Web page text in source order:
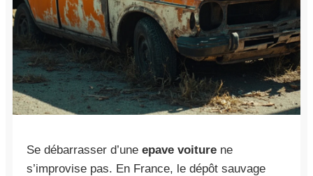
Se débarrasser d’une epave voiture ne
s’improvise pas. En France, le dépôt sauvage